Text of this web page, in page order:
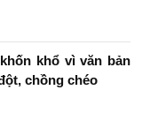
khổ vì văn bản
chồng chéo